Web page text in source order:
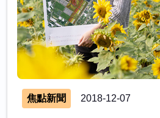
焦點新聞 2018-12-07